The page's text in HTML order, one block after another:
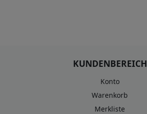
KUNDENBEREICH
Konto
Warenkorb
Merkliste